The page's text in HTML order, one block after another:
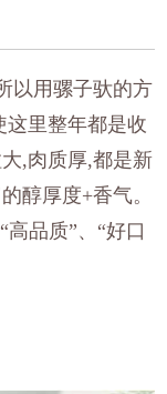
以用骡子驮的方
这里整年都是收
,肉质厚,都是新
醇厚度+香气。
品质”、“好口